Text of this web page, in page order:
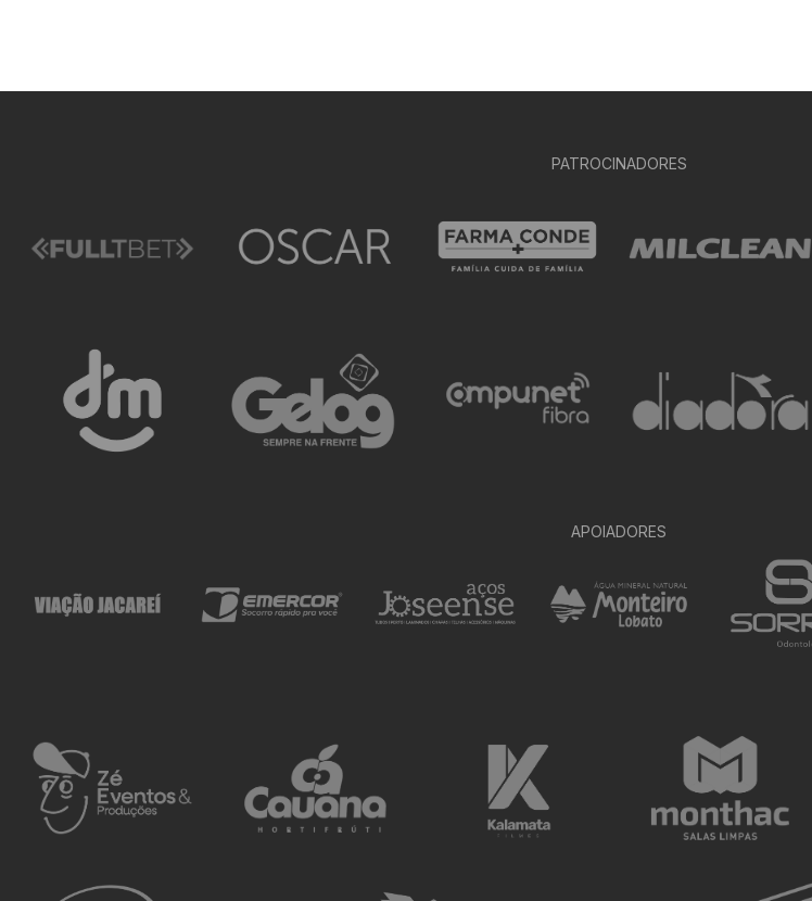
PATROCINADORES
APOIADORES